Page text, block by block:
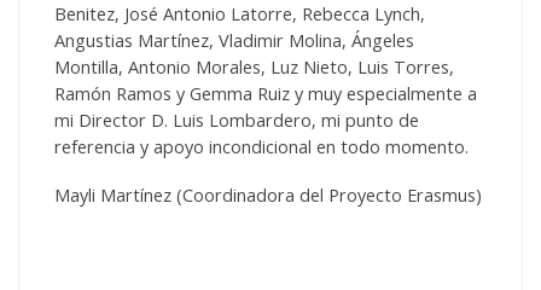
Benitez, José Antonio Latorre, Rebecca Lynch,
Angustias Martínez, Vladimir Molina, Ángeles
Montilla, Antonio Morales, Luz Nieto, Luis Torres,
Ramón Ramos y Gemma Ruiz y muy especialmente a
mi Director D. Luis Lombardero, mi punto de
referencia y apoyo incondicional en todo momento.
Mayli Martínez (Coordinadora del Proyecto Erasmus)